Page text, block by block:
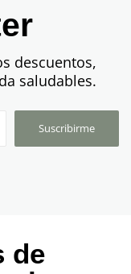
descuentos,
saludables.
Suscribirme
de